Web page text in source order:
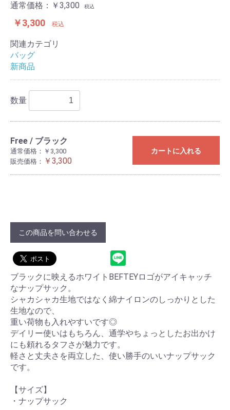
通常価格： ￥3,300 税込
￥3,300 税込
関連カテゴリ
バッグ
新商品
Free / ブラック
通常価格：￥3,300
販売価格： ￥3,300
カートに入れる
数量
この商品を問い合わせる
ブラックに映えるホワイトBEFTEYロゴがアイキャッチ
なナップサック。
シャカシャカ生地ではなく綿ナイロンのしっかりとした
生地なので、
重い荷物も入れやすいです◎
デイリー使いはもちろん、通学やちょっとしたお出かけ
にも頼れるタフさが魅力です。
軽さと丈夫さを両立した、使い勝手のいいナップサック
です。
【サイズ】
・ナップサック